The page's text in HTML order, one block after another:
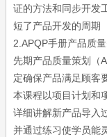
证的方法和同步开发
短了产品开发的周期
2.APQP手册产品质
先期产品质量策划（
定确保产品满足顾客
本课程以项目计划和
详细讲解新产品导入
并通过练习使学员能